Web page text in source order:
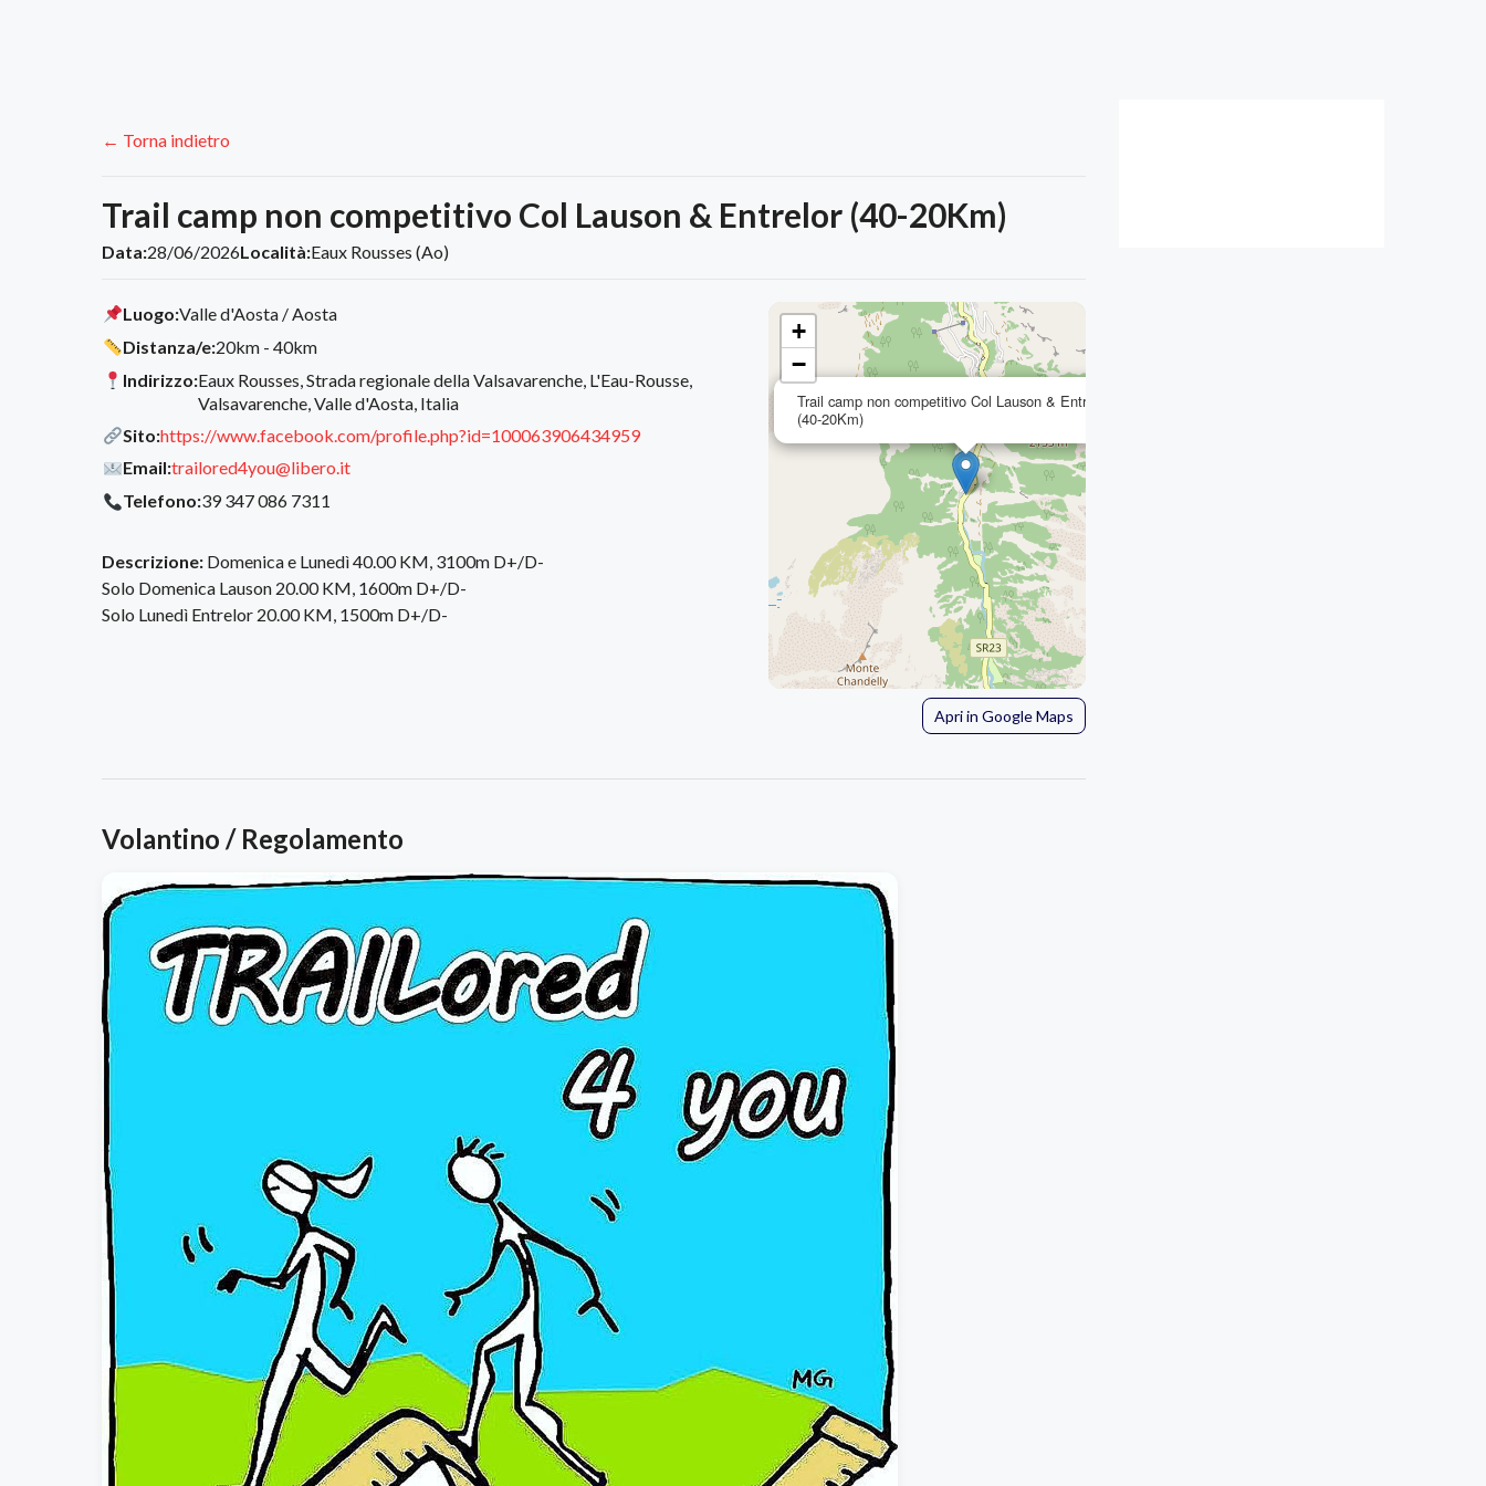
← Torna indietro
Trail camp non competitivo Col Lauson & Entrelor (40-20Km)
Data:28/06/2026Località:Eaux Rousses (Ao)
Luogo:Valle d'Aosta / Aosta
Distanza/e:20km - 40km
Indirizzo:Eaux Rousses, Strada regionale della Valsavarenche, L'Eau-Rousse,
Valsavarenche, Valle d'Aosta, Italia
Sito:https://www.facebook.com/profile.php?id=100063906434959
Email:trailored4you@libero.it
Telefono:39 347 086 7311
Descrizione: Domenica e Lunedì 40.00 KM, 3100m D+/D-
Solo Domenica Lauson 20.00 KM, 1600m D+/D-
Solo Lunedì Entrelor 20.00 KM, 1500m D+/D-
Trail camp non competitivo Col Lauson & Entrelor
(40-20Km)
+
−
Apri in Google Maps
Volantino / Regolamento